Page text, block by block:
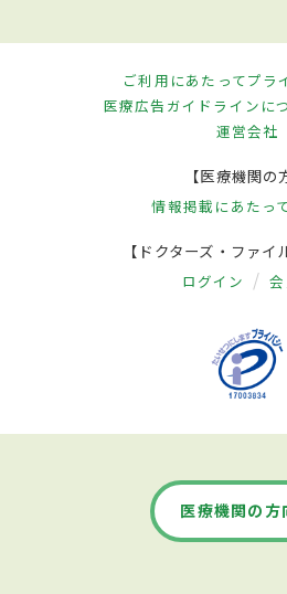
ご利用にあたってプラ
医療広告ガイドラインに
運営会社
【医療機関の
情報掲載にあたっ
【ドクターズ・ファイ
ログイン
医療機関の方